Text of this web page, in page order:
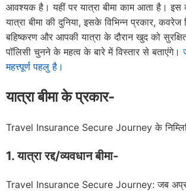
आवश्यक है। यहीं पर यात्रा बीमा काम आता है। इस
यात्रा बीमा की दुनिया, इसके विभिन्न प्रकार, कवरेज
बहिष्करण और आपकी यात्रा के दौरान खुद को
पॉलिसी चुनने के महत्व के बारे में विस्तार से बताएंगे।
महत्त्पूर्ण पहलु है।
यात्रा बीमा के प्रकार-
Travel Insurance Secure Journey के
1. यात्रा रद्द/व्यवधान बीमा-
Travel Insurance Secure Journey: जब